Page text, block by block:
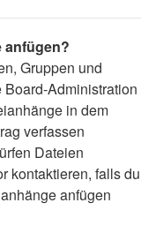
anfügen?
Gruppen und
Administration
in dem
verfassen
Dateien
kontaktieren, falls du
anfügen